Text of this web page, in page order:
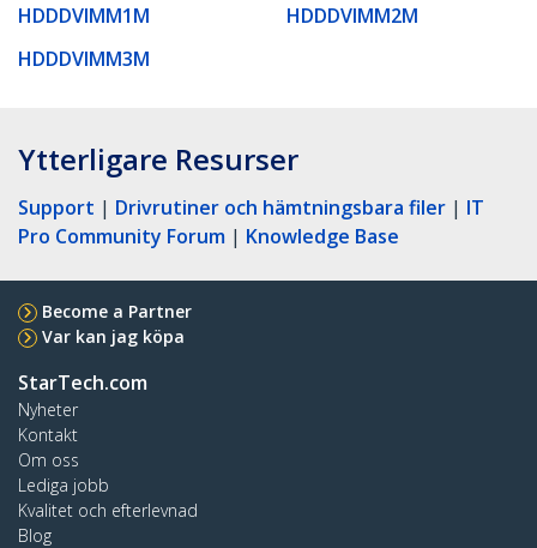
HDDDVIMM1M
HDDDVIMM2M
HDDDVIMM3M
Ytterligare Resurser
Support | Drivrutiner och hämtningsbara filer | IT
Pro Community Forum | Knowledge Base
Become a Partner
Var kan jag köpa
StarTech.com
Nyheter
Kontakt
Om oss
Lediga jobb
Kvalitet och efterlevnad
Blog